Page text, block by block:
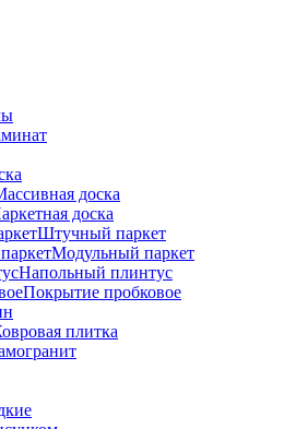
доска
доска
Штучный паркет
Модульный паркет
Напольный плинтус
Покрытие пробковое
плитка